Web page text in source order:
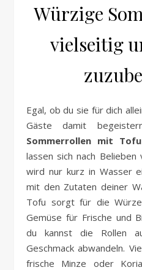
Würzige
vielseitig
Egal, ob du sie für dich
Gäste damit
Sommerrollen mit Tofu
lassen sich nach Belieben
wird nur kurz in Wasser
mit den Zutaten deiner
Tofu sorgt für die
Gemüse für Frische und
du kannst die Rollen
Geschmack abwandeln.
frische Minze oder